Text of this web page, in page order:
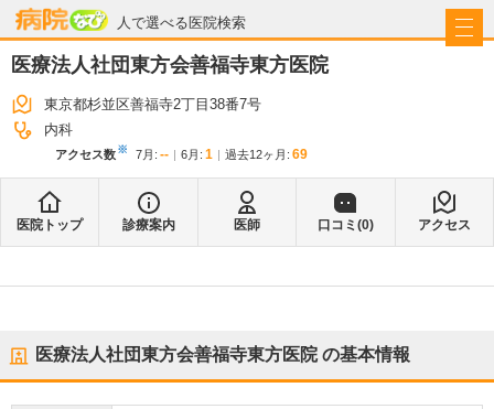
人で選べる医院検索
病院なび
医療法人社団東方会善福寺東方医院
東京都杉並区善福寺2丁目38番7号
内科
アクセス数※ 7月 : -- 6月 : 1 過去12ヶ月: 69
医院トップ 診療案内 医師 口コミ(0) アクセス
医療法人社団東方会善福寺東方医院の基本情報